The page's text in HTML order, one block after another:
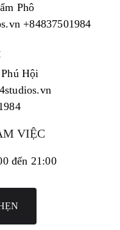
Phô
+84837501984
Hội
VIỆC
đến 21:00